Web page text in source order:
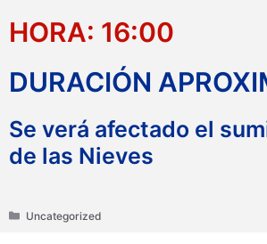
HORA: 16:00
DURACIÓN
Se verá afectado el
de las Nieves
Categories
Uncategorized